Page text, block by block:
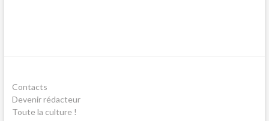
Contacts
Devenir rédacteur
Toute la culture !